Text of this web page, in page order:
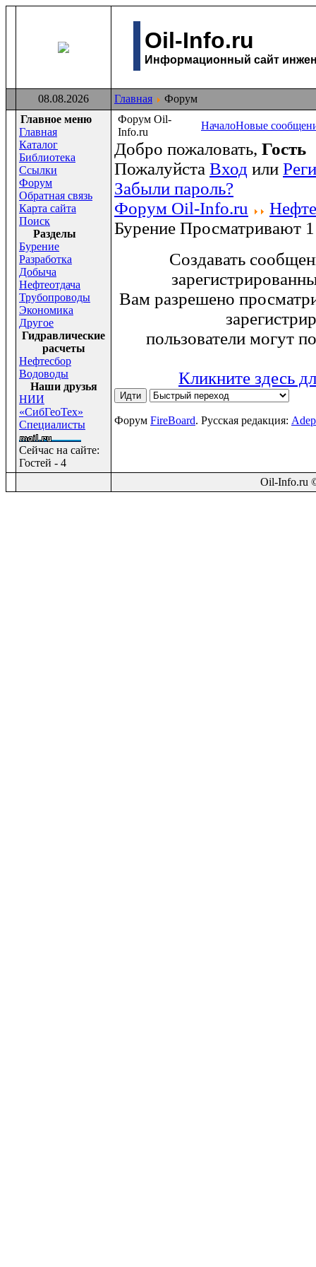
Oil-Info.ru
Информационный сайт
08.08.2026 Главная
Форум
Главное меню
Главная
Каталог
Библиотека
Ссылки
Форум
Обратная связь
Карта сайта
Поиск
Раздeлы
Бурение
Разработка
Добыча
Нефтеотдача
Трубопроводы
Экономика
Другое
Гидравлические
расчеты
Нефтесбор
Водоводы
Наши друзья
НИИ
«СибГеоТех»
Специалисты
Сейчас на сайте:
Гостей - 4
Форум Oil-
Info.ru
НачалоНовые
Добро пожаловать, Гость
Пожалуйста Вход или
Забыли пароль?
Форум Oil-Info.ru
Бурение Просматривают
Создавать
Вам разрешено
пользователи могут
Кликните здесь
Форум FireBoard. Русская редакция:
Oil-Info.ru